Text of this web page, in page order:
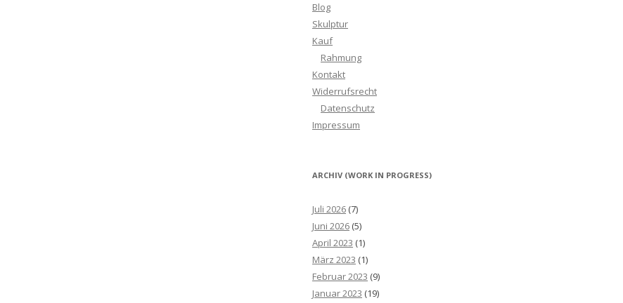
Blog
Skulptur
Kauf
Rahmung
Kontakt
Widerrufsrecht
Datenschutz
Impressum
ARCHIV (WORK IN PROGRESS)
Juli 2026 (7)
Juni 2026 (5)
April 2023 (1)
März 2023 (1)
Februar 2023 (9)
Januar 2023 (19)